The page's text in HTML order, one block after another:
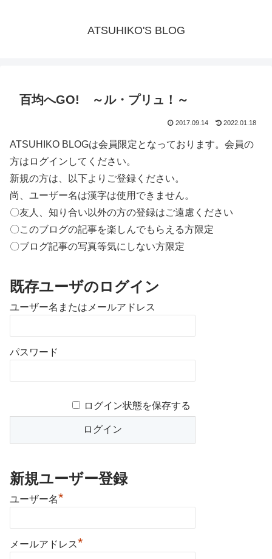
ATSUHIKO'S BLOG
百均へGO! ～ル・プリュ！～
2017.09.14 2022.01.18
ATSUHIKO BLOGは会員限定となっております。会員の
方はログインしてください。
新規の方は、以下よりご登録ください。
尚、ユーザー名は漢字は使用できません。
〇友人、知り合い以外の方の登録はご遠慮ください
〇このブログの記事を楽しんでもらえる方限定
〇ブログ記事の写真等気にしない方限定
既存ユーザのログイン
ユーザー名またはメールアドレス
パスワード
ログイン状態を保存する
新規ユーザー登録
ユーザー名*
メールアドレス*